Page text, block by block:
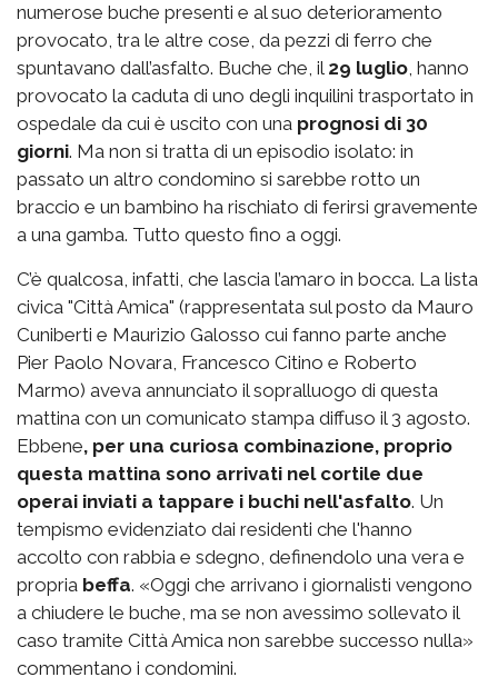
numerose buche presenti e al suo deterioramento
provocato, tra le altre cose, da pezzi di ferro che
spuntavano dall’asfalto. Buche che, il 29 luglio, hanno
provocato la caduta di uno degli inquilini trasportato in
ospedale da cui è uscito con una prognosi di 30
giorni. Ma non si tratta di un episodio isolato: in
passato un altro condomino si sarebbe rotto un
braccio e un bambino ha rischiato di ferirsi gravemente
a una gamba. Tutto questo fino a oggi.
C’è qualcosa, infatti, che lascia l’amaro in bocca. La lista
civica "Città Amica" (rappresentata sul posto da Mauro
Cuniberti e Maurizio Galosso cui fanno parte anche
Pier Paolo Novara, Francesco Citino e Roberto
Marmo) aveva annunciato il sopralluogo di questa
mattina con un comunicato stampa diffuso il 3 agosto.
Ebbene, per una curiosa combinazione, proprio
questa mattina sono arrivati nel cortile due
operai inviati a tappare i buchi nell'asfalto. Un
tempismo evidenziato dai residenti che l'hanno
accolto con rabbia e sdegno, definendolo una vera e
propria beffa. «Oggi che arrivano i giornalisti vengono
a chiudere le buche, ma se non avessimo sollevato il
caso tramite Città Amica non sarebbe successo nulla»
commentano i condomini.